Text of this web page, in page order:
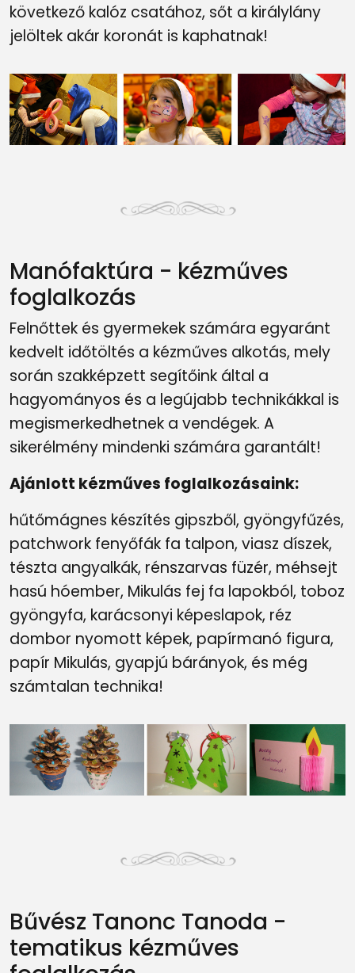
következő kalóz csatához, sőt a királylány
jelöltek akár koronát is kaphatnak!
Manófaktúra - kézműves
foglalkozás
Felnőttek és gyermekek számára egyaránt
kedvelt időtöltés a kézműves alkotás, mely
során szakképzett segítőink által a
hagyományos és a legújabb technikákkal is
megismerkedhetnek a vendégek. A
sikerélmény mindenki számára garantált!
Ajánlott kézműves foglalkozásaink:
hűtőmágnes készítés gipszből, gyöngyfűzés,
patchwork fenyőfák fa talpon, viasz díszek,
tészta angyalkák, rénszarvas füzér, méhsejt
hasú hóember, Mikulás fej fa lapokból, toboz
gyöngyfa, karácsonyi képeslapok, réz
dombor nyomott képek, papírmanó figura,
papír Mikulás, gyapjú bárányok, és még
számtalan technika!
Bűvész Tanonc Tanoda -
tematikus kézműves